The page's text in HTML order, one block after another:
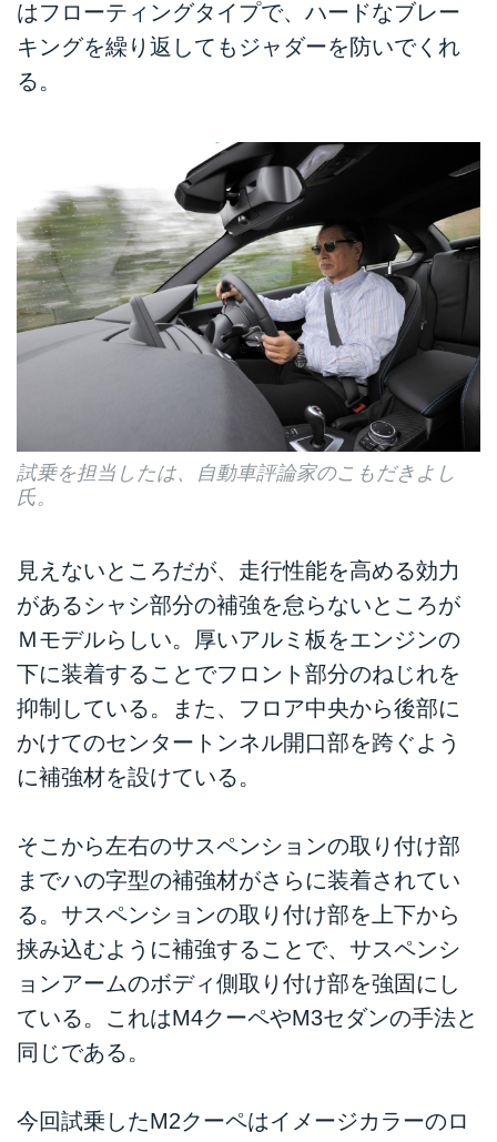
はフローティングタイプで、ハードなブレー
キングを繰り返してもジャダーを防いでくれ
る。
試乗を担当したは、自動車評論家のこもだきよし
氏。
見えないところだが、走行性能を高める効力
があるシャシ部分の補強を怠らないところが
Ｍモデルらしい。厚いアルミ板をエンジンの
下に装着することでフロント部分のねじれを
抑制している。また、フロア中央から後部に
かけてのセンタートンネル開口部を跨ぐよう
に補強材を設けている。
そこから左右のサスペンションの取り付け部
までハの字型の補強材がさらに装着されてい
る。サスペンションの取り付け部を上下から
挟み込むように補強することで、サスペンシ
ョンアームのボディ側取り付け部を強固にし
ている。これはM4クーペやM3セダンの手法と
同じである。
今回試乗したM2クーペはイメージカラーのロ